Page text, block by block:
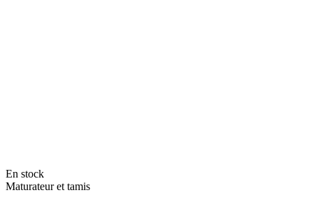
En stock
Maturateur et tamis